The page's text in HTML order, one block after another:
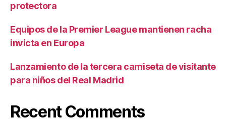
protectora
Equipos de la Premier League mantienen racha
invicta en Europa
Lanzamiento de la tercera camiseta de visitante
para niños del Real Madrid
Recent Comments